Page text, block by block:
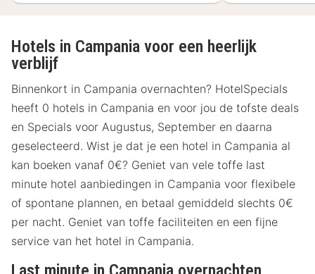
Hotels in Campania voor een heerlijk
verblijf
Binnenkort in Campania overnachten? HotelSpecials
heeft 0 hotels in Campania en voor jou de tofste deals
en Specials voor Augustus, September en daarna
geselecteerd. Wist je dat je een hotel in Campania al
kan boeken vanaf 0€? Geniet van vele toffe last
minute hotel aanbiedingen in Campania voor flexibele
of spontane plannen, en betaal gemiddeld slechts 0€
per nacht. Geniet van toffe faciliteiten en een fijne
service van het hotel in Campania.